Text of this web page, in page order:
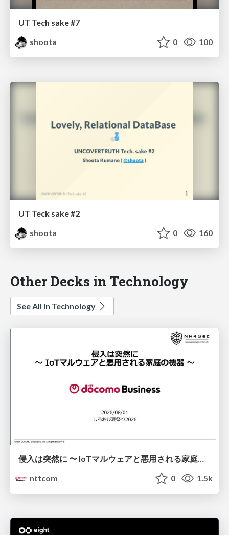
UT Tech sake #7
shoota
0 100
UT Teck sake #2
shoota
0 160
Other Decks in Technology
See All in Technology
侵入は突然に 〜 IoTマルウェアと悪用される家庭の機器 ～ / When Intrusion Strikes: IoT Malware and the Abuse of Home Devices
nttcom
0 1.5k